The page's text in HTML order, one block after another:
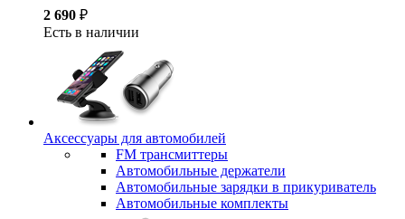
2 690 ₽
Есть в наличии
Аксессуары для автомобилей
FM трансмиттеры
Автомобильные держатели
Автомобильные зарядки в прикуриватель
Автомобильные комплекты